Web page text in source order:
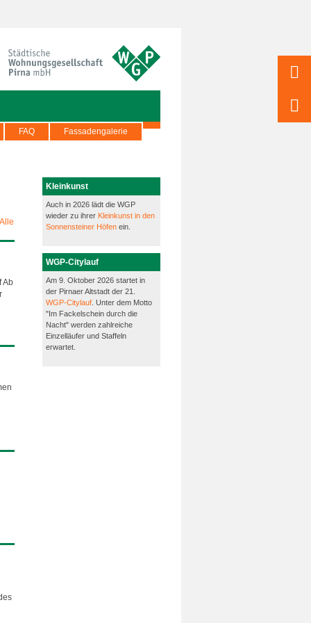
FAQ Fassadengalerie
Alle
Ab
Kleinkunst
Auch in 2026 lädt die WGP
wieder zu ihrer Kleinkunst in den
Sonnensteiner Höfen ein.
WGP-Citylauf
Am 9. Oktober 2026 startet in
der Pirnaer Altstadt der 21.
WGP-Citylauf . Unter dem Motto
"Im Fackelschein durch die
Nacht" werden zahlreiche
Einzelläufer und Staffeln
erwartet.